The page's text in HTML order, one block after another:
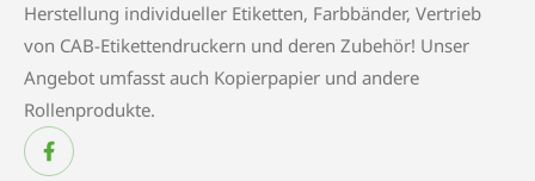
Herstellung individueller Etiketten, Farbbänder, Vertrieb
von CAB-Etikettendruckern und deren Zubehör! Unser
Angebot umfasst auch Kopierpapier und andere
Rollenprodukte.